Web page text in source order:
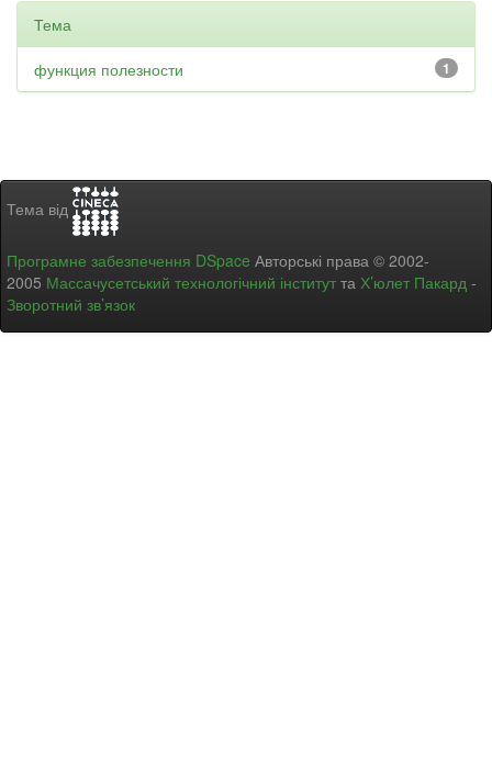
Тема
1
функция полезности
Тема від
Програмне забезпечення DSpace Авторські права © 2002-
2005 Массачусетський технологічний інститут та Х’юлет Пакард -
Зворотний зв’язок